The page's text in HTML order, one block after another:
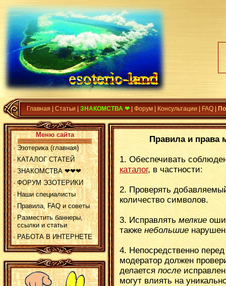
Главная Статьи ЗНАКОМСТВА ❤ Форум Консультации FAQ
Меню сайта
Эзотерика (главная)
КАТАЛОГ СТАТЕЙ
ЗНАКОМСТВА ❤❤❤
ФОРУМ ЭЗОТЕРИКИ
Наши специалисты
Правила, FAQ и советы
Разместить баннеры,
ссылки и статьи
РАБОТА В ИНТЕРНЕТЕ
Правила и права
1. Обеспечивать
каталог, в частности:
2. Проверять
количество символов.
3. Исправлять мелкие
также небольшие
4. Непосредственно
модератор должен
делается после
могут влиять на